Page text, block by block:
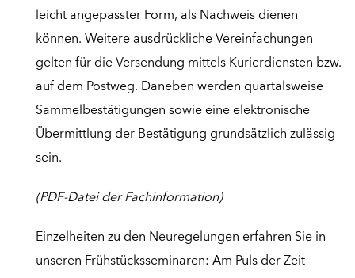
leicht angepasster Form, als Nachweis dienen
können. Weitere ausdrückliche Vereinfachungen
gelten für die Versendung mittels Kurierdiensten bzw.
auf dem Postweg. Daneben werden quartalsweise
Sammelbestätigungen sowie eine elektronische
Übermittlung der Bestätigung grundsätzlich zulässig
sein.
(PDF-Datei der Fachinformation)
Einzelheiten zu den Neuregelungen erfahren Sie in
unseren Frühstücksseminaren: Am Puls der Zeit –